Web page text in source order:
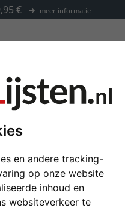
en andere tracking-
op onze website
inhoud en
websiteverkeer te
€ meer informatie
Toebehoren
fotolijst Hugo
cm | natuur | normaal